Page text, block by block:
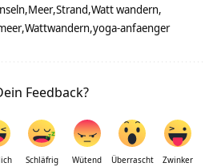
Meer Strand Watt wandern
Wattwandern yoga-anfaenger
Feedback?
Schläfrig Wütend Überrascht Zwinker